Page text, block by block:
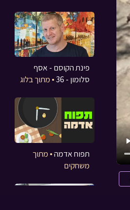
פינת הקוסם - אסף
סלומון - 36
• מתוך בלוג
תפוח אדמה• מתוך
משחקים